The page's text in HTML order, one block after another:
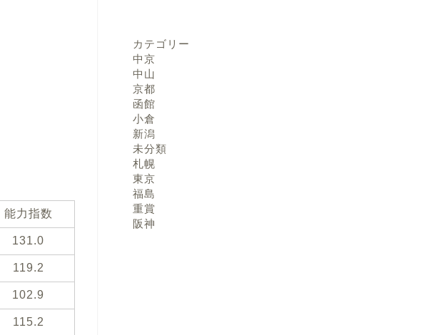
能力指数
131.0
119.2
102.9
115.2
カテゴリー
中京
中山
京都
函館
小倉
新潟
未分類
札幌
東京
福島
重賞
阪神